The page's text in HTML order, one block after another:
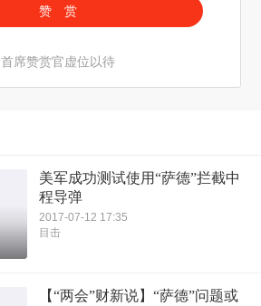
赞 赏
首席赞赏官虚位以待
美军成功测试使用“萨德”拦截中
程导弹
2017-07-12 17:35
目击
【“两会”财新说】“萨德”问题或